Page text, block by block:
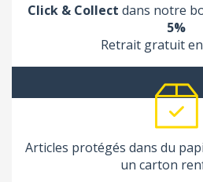
Click & Collect dans notre
5%
Retrait gratuit
Articles protégés dans du
un carton